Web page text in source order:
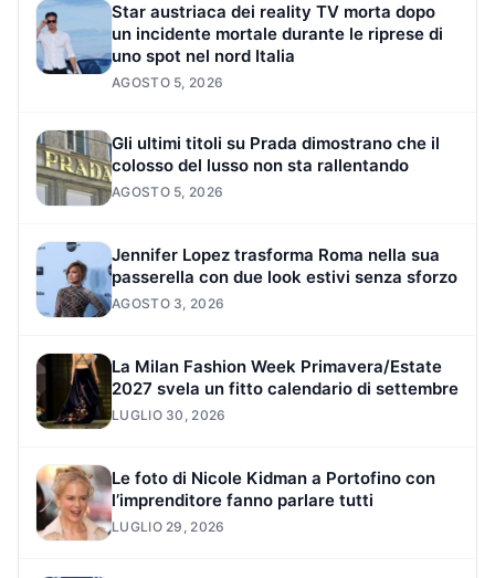
Star austriaca dei reality TV morta dopo
un incidente mortale durante le riprese di
uno spot nel nord Italia
AGOSTO 5, 2026
Gli ultimi titoli su Prada dimostrano che il
colosso del lusso non sta rallentando
AGOSTO 5, 2026
Jennifer Lopez trasforma Roma nella sua
passerella con due look estivi senza sforzo
AGOSTO 3, 2026
La Milan Fashion Week Primavera/Estate
2027 svela un fitto calendario di settembre
LUGLIO 30, 2026
Le foto di Nicole Kidman a Portofino con
l’imprenditore fanno parlare tutti
LUGLIO 29, 2026